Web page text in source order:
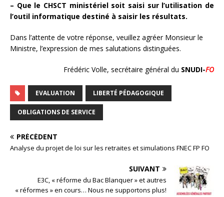
– Que le CHSCT ministériel soit saisi sur l’utilisation de
l’outil informatique destiné à saisir les résultats.
Dans l’attente de votre réponse, veuillez agréer Monsieur le
Ministre, l’expression de mes salutations distinguées.
Frédéric Volle, secrétaire général du SNUDI-FO
EVALUATION LIBERTÉ PÉDAGOGIQUE
OBLIGATIONS DE SERVICE
PRÉCÉDENT
Analyse du projet de loi sur les retraites et simulations FNEC FP FO
SUIVANT
E3C, « réforme du Bac Blanquer » et autres
« réformes » en cours… Nous ne supportons plus!